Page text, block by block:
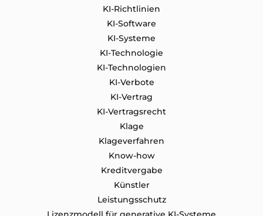
KI-Richtlinien
KI-Software
KI-Systeme
KI-Technologie
KI-Technologien
KI-Verbote
KI-Vertrag
KI-Vertragsrecht
Klage
Klageverfahren
Know-how
Kreditvergabe
Künstler
Leistungsschutz